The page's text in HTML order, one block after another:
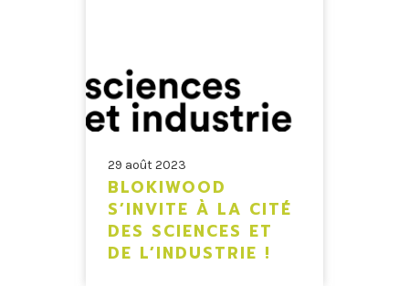
29 août 2023
BLOKIWOOD
S’INVITE À LA CITÉ
DES SCIENCES ET
DE L’INDUSTRIE !